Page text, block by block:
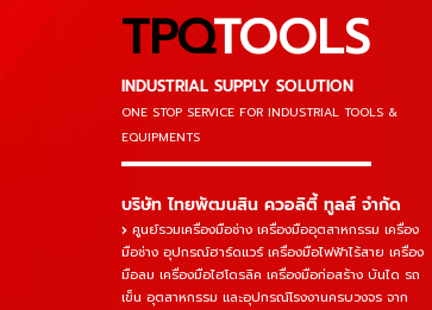
TPQTOOLS
INDUSTRIAL SUPPLY SOLUTION
ONE STOP SERVICE FOR INDUSTRIAL TOOLS &
EQUIPMENTS
▬▬▬▬▬▬▬▬▬▬▬▬▬▬▬
บริษัท ไทยพัฒนสิน ควอลิตี้ ทูลส์ จำกัด
ศูนย์รวมเครื่องมือช่าง เครื่องมืออุตสาหกรรม เครื่อง
มือช่าง อุปกรณ์ฮาร์ดแวร์ เครื่องมือไฟฟ้าไร้สาย เครื่อง
มือลม เครื่องมือไฮโดรลิค เครื่องมือก่อสร้าง บันได รถ
เข็น อุตสาหกรรม และอุปกรณ์โรงงานครบวงจร จาก